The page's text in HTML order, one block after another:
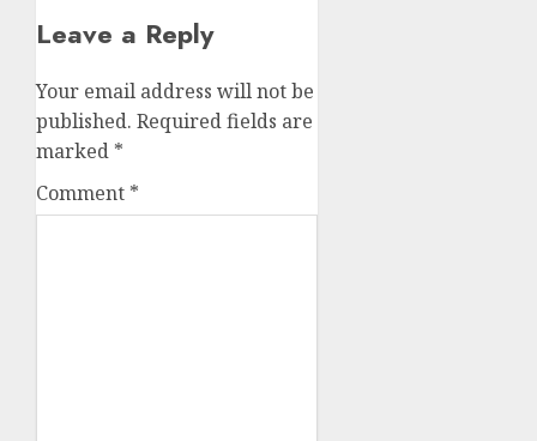
Leave a Reply
Your email address will not be
published. Required fields are
marked *
Comment *